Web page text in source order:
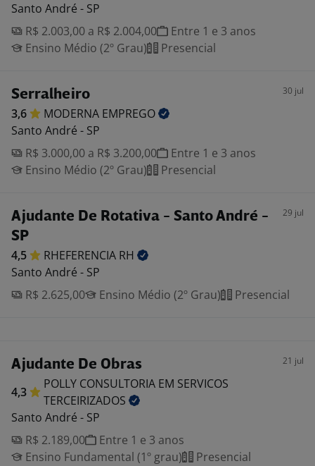
Santo André - SP
R$ 2.003,00 a R$ 2.004,00
Entre 1 e 3 anos
Ensino Médio (2º Grau)
Presencial
Serralheiro 30 jul
3,6 MODERNA EMPREGO
Santo André - SP
R$ 3.000,00 a R$ 3.200,00
Entre 1 e 3 anos
Ensino Médio (2º Grau)
Presencial
Ajudante De Rotativa - Santo André -
SP
29 jul
4,5 RHEFERENCIA RH
Santo André - SP
R$ 2.625,00
Ensino Médio (2º Grau) Presencial
Ajudante De Obras 21 jul
4,3
POLLY CONSULTORIA EM SERVICOS
TERCEIRIZADOS
Santo André - SP
R$ 2.189,00
Entre 1 e 3 anos
Ensino Fundamental (1º grau)
Presencial